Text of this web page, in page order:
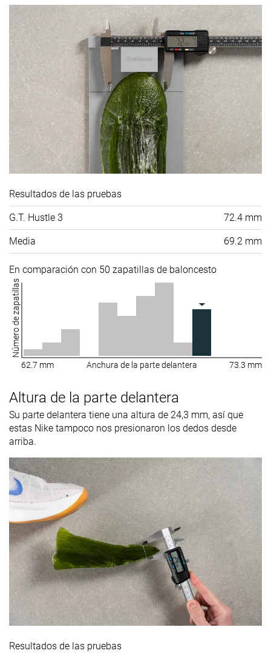
Resultados de las pruebas
G.T. Hustle 3 72.4 mm
Media 69.2 mm
En comparación con 50 zapatillas de baloncesto
Número de zapatillas
62.7 mm Anchura de la parte delantera 73.3 mm
Altura de la parte delantera
Su parte delantera tiene una altura de 24,3 mm, así que
estas Nike tampoco nos presionaron los dedos desde
arriba.
Resultados de las pruebas